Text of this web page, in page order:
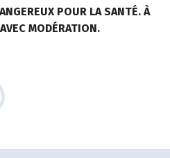
POUR LA SANTÉ. À
MODÉRATION.